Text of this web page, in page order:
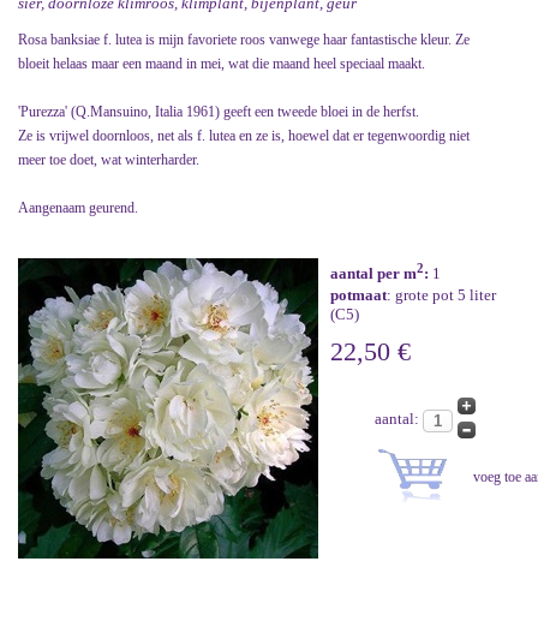
Rosa banksiae f. lutea is mijn favoriete roos vanwege haar fantastische kleur. Ze
bloeit helaas maar een maand in mei, wat die maand heel speciaal maakt.
'Purezza' (Q.Mansuino, Italia 1961) geeft een tweede bloei in de herfst.
Ze is vrijwel doornloos, net als f. lutea en ze is, hoewel dat er tegenwoordig niet
meer toe doet, wat winterharder.
Aangenaam geurend.
aantal per m2: 1
potmaat: grote pot 5 liter
(C5)
22,50 €
aantal: